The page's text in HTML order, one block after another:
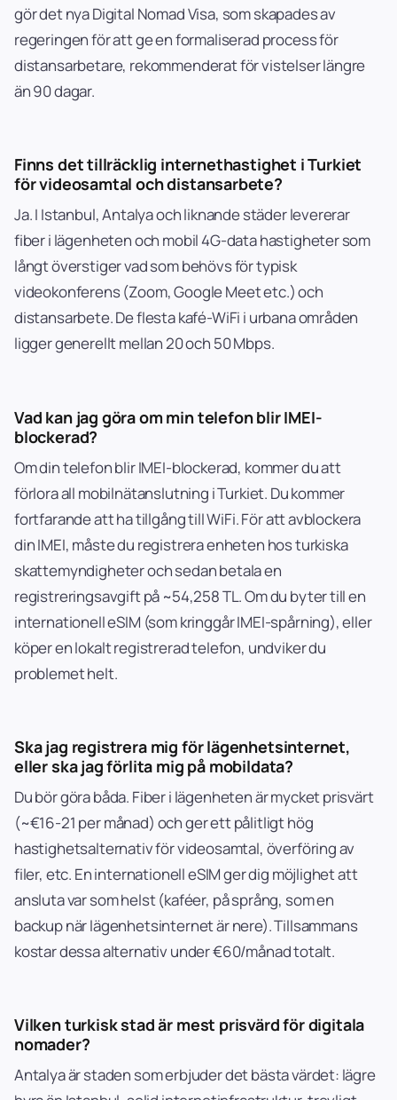
gör det nya Digital Nomad Visa, som skapades av
regeringen för att ge en formaliserad process för
distansarbetare, rekommenderat för vistelser längre
än 90 dagar.
Finns det tillräcklig internethastighet i Turkiet
för videosamtal och distansarbete?
Ja. I Istanbul, Antalya och liknande städer levererar
fiber i lägenheten och mobil 4G-data hastigheter som
långt överstiger vad som behövs för typisk
videokonferens (Zoom, Google Meet etc.) och
distansarbete. De flesta kafé-WiFi i urbana områden
ligger generellt mellan 20 och 50 Mbps.
Vad kan jag göra om min telefon blir IMEI-
blockerad?
Om din telefon blir IMEI-blockerad, kommer du att
förlora all mobilnätanslutning i Turkiet. Du kommer
fortfarande att ha tillgång till WiFi. För att avblockera
din IMEI, måste du registrera enheten hos turkiska
skattemyndigheter och sedan betala en
registreringsavgift på ~54,258 TL. Om du byter till en
internationell eSIM (som kringgår IMEI-spårning), eller
köper en lokalt registrerad telefon, undviker du
problemet helt.
Ska jag registrera mig för lägenhetsinternet,
eller ska jag förlita mig på mobildata?
Du bör göra båda. Fiber i lägenheten är mycket prisvärt
(~€16-21 per månad) och ger ett pålitligt hög
hastighetsalternativ för videosamtal, överföring av
filer, etc. En internationell eSIM ger dig möjlighet att
ansluta var som helst (kaféer, på språng, som en
backup när lägenhetsinternet är nere). Tillsammans
kostar dessa alternativ under €60/månad totalt.
Vilken turkisk stad är mest prisvärd för digitala
nomader?
Antalya är staden som erbjuder det bästa värdet: lägre